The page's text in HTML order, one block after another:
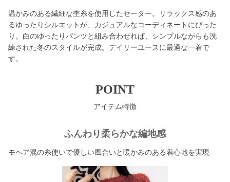
温かみのある繊細な杢糸を使用したセーター。リラックス感のあ
るゆったりシルエットが、カジュアルなコーディネートにぴった
り。白のゆったりパンツと組み合わせれば、シンプルながらも洗
練された冬のスタイルが完成。デイリーユースに最適な一着で
す。
POINT
アイテム特徴
ふんわり柔らかな編地感
モヘア混の糸使いで優しい風合いと暖かみのある着心地を実現